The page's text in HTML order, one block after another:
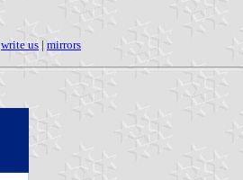
write us | mirrors